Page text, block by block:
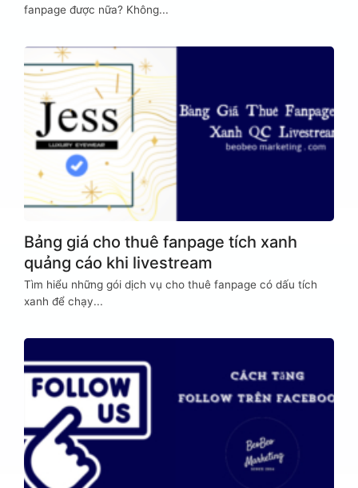
fanpage được nữa? Không...
Bảng giá cho thuê fanpage tích xanh
quảng cáo khi livestream
Tìm hiểu những gói dịch vụ cho thuê fanpage có dấu tích
xanh để chạy...